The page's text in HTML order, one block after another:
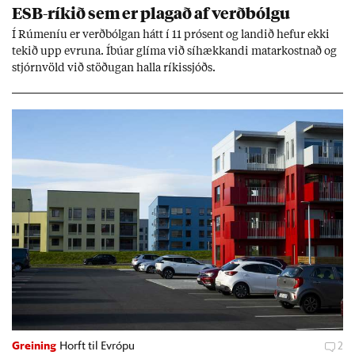
ESB-rík­ið sem er plag­að af verð­bólgu
Í Rúm­en­íu er verð­bólg­an hátt í 11 pró­sent og land­ið hef­ur ekki
tek­ið upp evr­una. Íbú­ar glíma við sí­hækk­andi mat­ar­kostn­að og
stjórn­völd við stöð­ug­an halla rík­is­sjóðs.
Greining Horft til Evrópu 2